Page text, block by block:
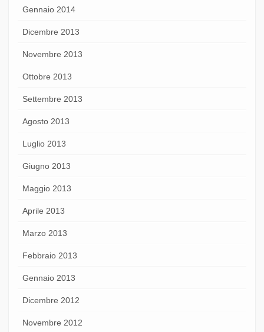
Gennaio 2014
Dicembre 2013
Novembre 2013
Ottobre 2013
Settembre 2013
Agosto 2013
Luglio 2013
Giugno 2013
Maggio 2013
Aprile 2013
Marzo 2013
Febbraio 2013
Gennaio 2013
Dicembre 2012
Novembre 2012